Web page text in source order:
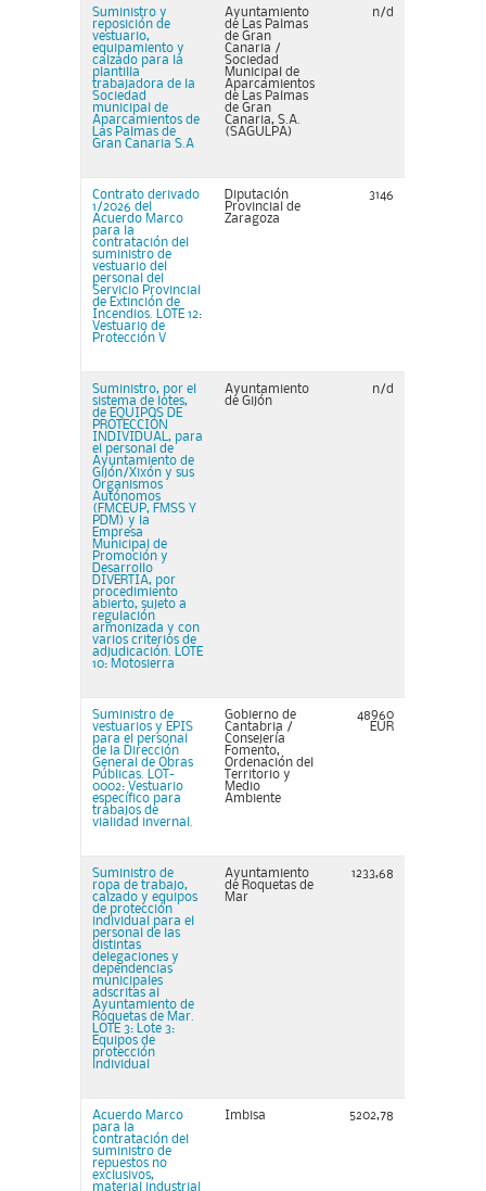
Suministro y
reposición de
vestuario,
equipamiento y
calzado para la
plantilla
trabajadora de la
Sociedad
municipal de
Aparcamientos de
Las Palmas de
Gran Canaria S.A
Ayuntamiento
de Las Palmas
de Gran
Canaria /
Sociedad
Municipal de
Aparcamientos
de Las Palmas
de Gran
Canaria, S.A.
(SAGULPA)
n/d
Contrato derivado
1/2026 del
Acuerdo Marco
para la
contratación del
suministro de
vestuario del
personal del
Servicio Provincial
de Extinción de
Incendios. LOTE 12:
Vestuario de
Protección V
Diputación
Provincial de
Zaragoza
3146
Suministro, por el
sistema de lotes,
de EQUIPOS DE
PROTECCIÓN
INDIVIDUAL, para
el personal de
Ayuntamiento de
Gijón/Xixón y sus
Organismos
Autónomos
(FMCEUP, FMSS Y
PDM) y la
Empresa
Municipal de
Promoción y
Desarrollo
DIVERTIA, por
procedimiento
abierto, sujeto a
regulación
armonizada y con
varios criterios de
adjudicación. LOTE
10: Motosierra
Ayuntamiento
de Gijón
n/d
Suministro de
vestuarios y EPIS
para el personal
de la Dirección
General de Obras
Públicas. LOT-
0002: Vestuario
específico para
trabajos de
vialidad invernal.
Gobierno de
Cantabria /
Consejería
Fomento,
Ordenación del
Territorio y
Medio
Ambiente
48960
EUR
Suministro de
ropa de trabajo,
calzado y equipos
de protección
individual para el
personal de las
distintas
delegaciones y
dependencias
municipales
adscritas al
Ayuntamiento de
Roquetas de Mar.
LOTE 3: Lote 3:
Equipos de
protección
individual
Ayuntamiento
de Roquetas de
Mar
1233,68
Acuerdo Marco
para la
contratación del
suministro de
repuestos no
exclusivos,
material industrial
Imbisa 5202,78